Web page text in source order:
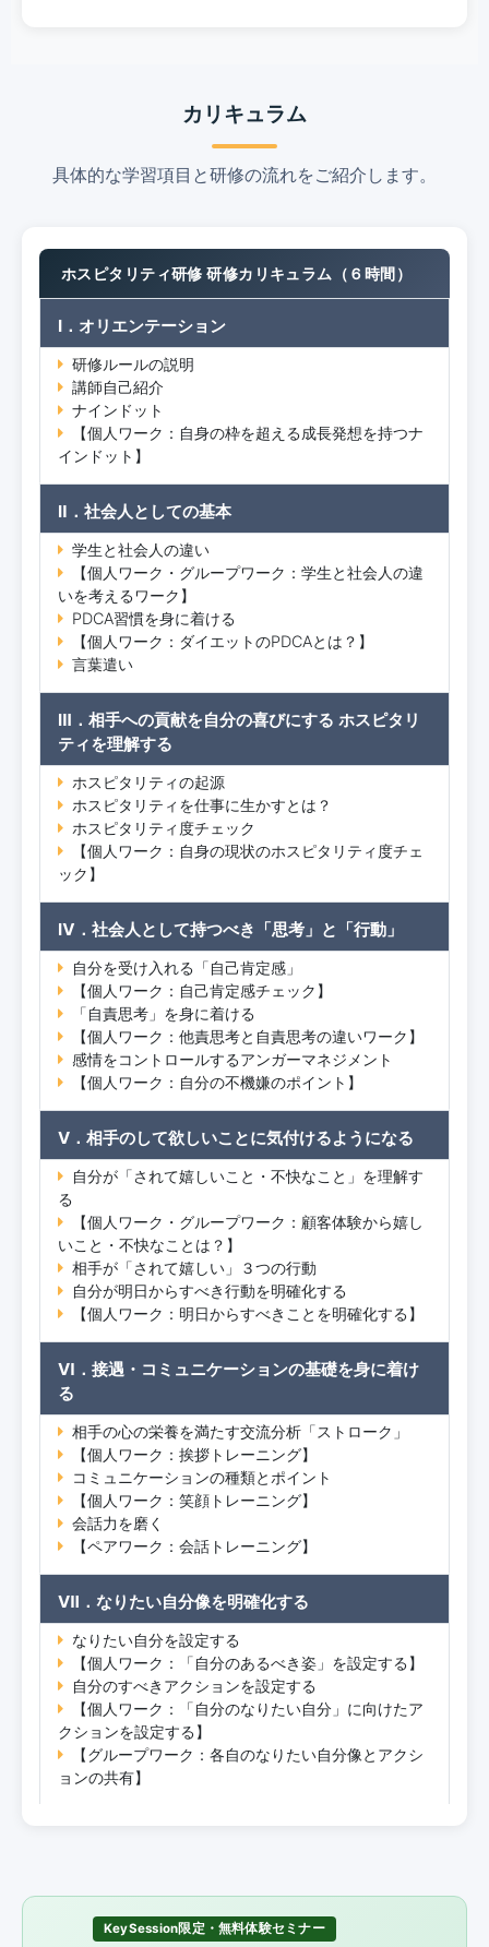
カリキュラム
具体的な学習項目と研修の流れをご紹介します。
ホスピタリティ研修 研修カリキュラム（６時間）
Ⅰ．オリエンテーション
研修ルールの説明
講師自己紹介
ナインドット
【個人ワーク：自身の枠を超える成長発想を持つナ
インドット】
Ⅱ．社会人としての基本
学生と社会人の違い
【個人ワーク・グループワーク：学生と社会人の違
いを考えるワーク】
PDCA習慣を身に着ける
【個人ワーク：ダイエットのPDCAとは？】
言葉遣い
Ⅲ．相手への貢献を自分の喜びにする ホスピタリ
ティを理解する
ホスピタリティの起源
ホスピタリティを仕事に生かすとは？
ホスピタリティ度チェック
【個人ワーク：自身の現状のホスピタリティ度チェ
ック】
Ⅳ．社会人として持つべき「思考」と「行動」
自分を受け入れる「自己肯定感」
【個人ワーク：自己肯定感チェック】
「自責思考」を身に着ける
【個人ワーク：他責思考と自責思考の違いワーク】
感情をコントロールするアンガーマネジメント
【個人ワーク：自分の不機嫌のポイント】
Ⅴ．相手のして欲しいことに気付けるようになる
自分が「されて嬉しいこと・不快なこと」を理解す
る
【個人ワーク・グループワーク：顧客体験から嬉し
いこと・不快なことは？】
相手が「されて嬉しい」３つの行動
自分が明日からすべき行動を明確化する
【個人ワーク：明日からすべきことを明確化する】
Ⅵ．接遇・コミュニケーションの基礎を身に着け
る
相手の心の栄養を満たす交流分析「ストローク」
【個人ワーク：挨拶トレーニング】
コミュニケーションの種類とポイント
【個人ワーク：笑顔トレーニング】
会話力を磨く
【ペアワーク：会話トレーニング】
Ⅶ．なりたい自分像を明確化する
なりたい自分を設定する
【個人ワーク：「自分のあるべき姿」を設定する】
自分のすべきアクションを設定する
【個人ワーク：「自分のなりたい自分」に向けたア
クションを設定する】
【グループワーク：各自のなりたい自分像とアクシ
ョンの共有】
KeySession限定・無料体験セミナー